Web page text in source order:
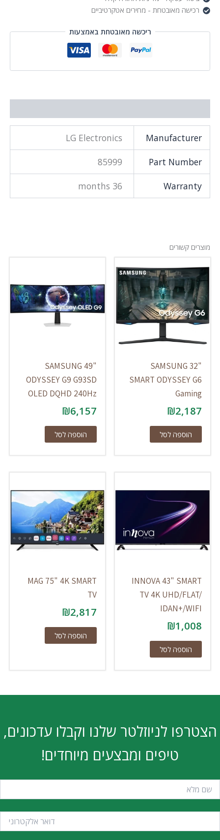
רכישה מאובטחת - מחירים אטקרטיביים
ריכשה מאובטחת באמצעות
Manufacturer
LG Electronics
Part Number
85999
Warranty
36 months
מוצרים קשורים
SAMSUNG 32"
SMART ODYSSEY G6
Gaming
₪2,187
הוספה לסל
SAMSUNG 49"
ODYSSEY G9 G93SD
OLED DQHD 240Hz
₪6,157
הוספה לסל
INNOVA 43" SMART
TV 4K UHD/FLAT/
IDAN+/WIFI
₪1,008
הוספה לסל
MAG 75" 4K SMART
TV
₪2,817
הוספה לסל
הצטרפו לניוזלטר שלנו וקבלו עדכונים,
טיפים ומבצעים מיוחדים!